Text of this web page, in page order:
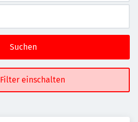
Suchen
Filter einschalten